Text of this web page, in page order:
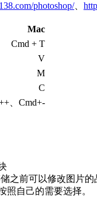
photoshop/、
Mac
Cmd + T
V
M
C
、Cmd+-
之前可以修改图片的
照自己的需要选择。